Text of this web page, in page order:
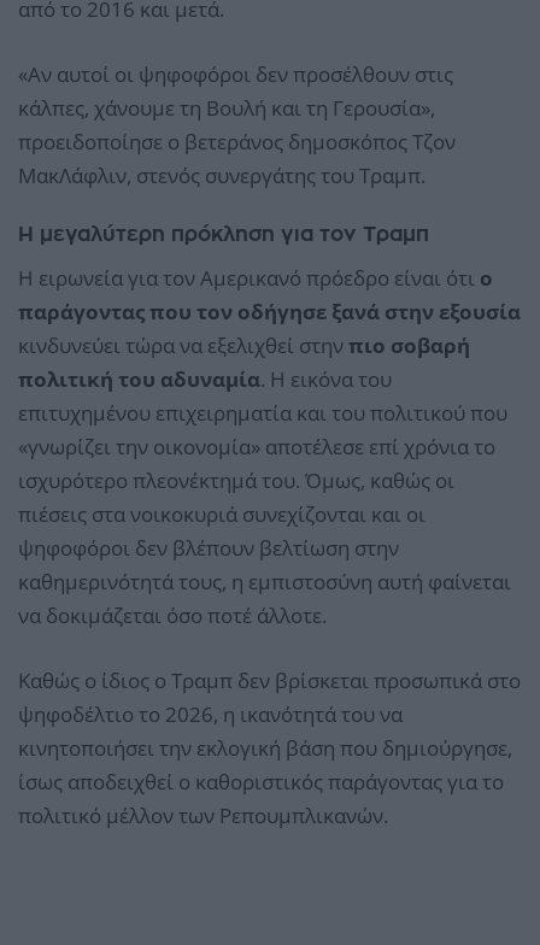
από το 2016 και μετά.
«Αν αυτοί οι ψηφοφόροι δεν προσέλθουν στις
κάλπες, χάνουμε τη Βουλή και τη Γερουσία»,
προειδοποίησε ο βετεράνος δημοσκόπος Τζον
ΜακΛάφλιν, στενός συνεργάτης του Τραμπ.
Η μεγαλύτερη πρόκληση για τον Τραμπ
Η ειρωνεία για τον Αμερικανό πρόεδρο είναι ότι ο
παράγοντας που τον οδήγησε ξανά στην εξουσία
κινδυνεύει τώρα να εξελιχθεί στηνπιο σοβαρή
πολιτική του αδυναμία. Η εικόνα του
επιτυχημένου επιχειρηματία και του πολιτικού που
«γνωρίζει την οικονομία» αποτέλεσε επί χρόνια το
ισχυρότερο πλεονέκτημά του. Όμως, καθώς οι
πιέσεις στα νοικοκυριά συνεχίζονται και οι
ψηφοφόροι δεν βλέπουν βελτίωση στην
καθημερινότητά τους, η εμπιστοσύνη αυτή φαίνεται
να δοκιμάζεται όσο ποτέ άλλοτε.
Καθώς ο ίδιος ο Τραμπ δεν βρίσκεται προσωπικά στο
ψηφοδέλτιο το 2026, η ικανότητά του να
κινητοποιήσει την εκλογική βάση που δημιούργησε,
ίσως αποδειχθεί ο καθοριστικός παράγοντας για το
πολιτικό μέλλον των Ρεπουμπλικανών.